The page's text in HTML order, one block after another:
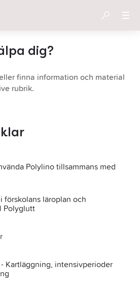
dig?
finna information och material
rubrik.
Polylino tillsammans med
förskolans läroplan och
Polyglutt
Kartläggning, intensivperioder